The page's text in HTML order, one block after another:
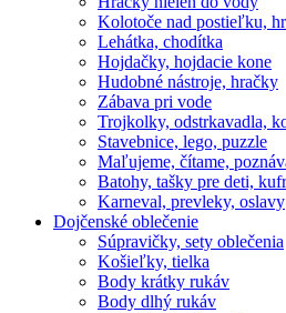
Kolotoče nad postieľku,
Lehátka, chodítka
Hojdačky, hojdacie kone
Hudobné nástroje, hračky
Zábava pri vode
Trojkolky, odstrkavadla,
Stavebnice, lego, puzzle
Maľujeme, čítame,
Batohy, tašky pre deti,
Karneval, prevleky, oslavy
Dojčenské oblečenie
Súpravičky, sety oblečenia
Košieľky, tielka
Body krátky rukáv
Body dlhý rukáv